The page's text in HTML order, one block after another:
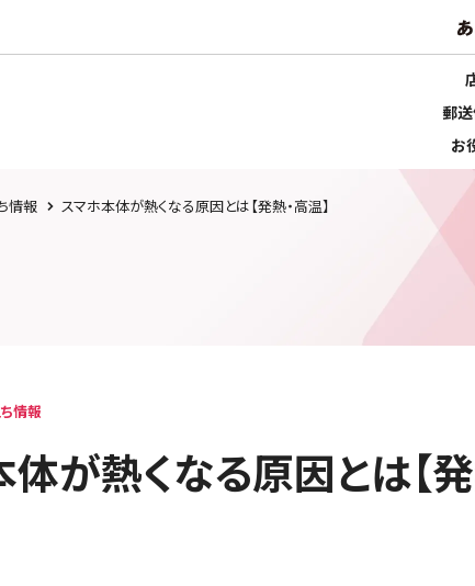
郵
お
情報 スマホ本体が熱くなる原因とは【発熱・高温】
情報
が熱くなる原因とは【